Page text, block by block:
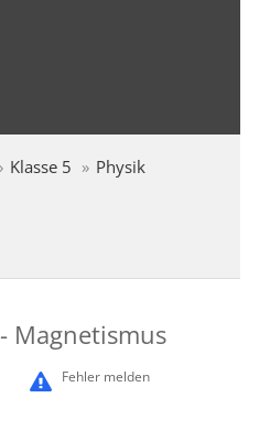
Klasse 5
Physik
- Magnetismus
Fehler melden